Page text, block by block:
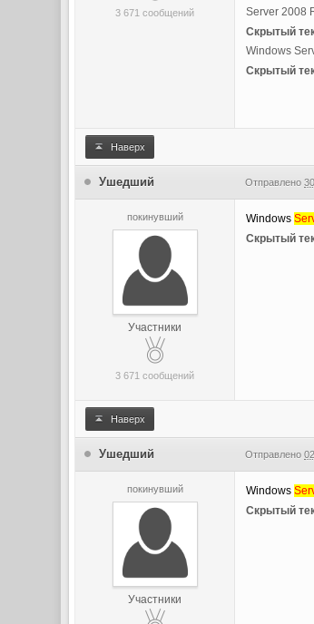
3 671 сообщений
Server 2008
Скрытый
Windows
Скрытый
Наверх
Ушедший Отправлено
покинувший
Участники
3 671 сообщений
Windows
Скрытый
Наверх
Ушедший Отправлено
покинувший
Участники
Windows
Скрытый